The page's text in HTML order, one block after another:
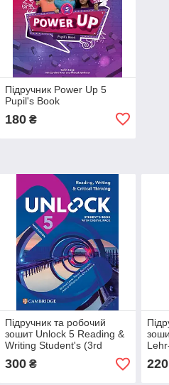
Підручник Power Up 5
Pupil's Book
180₴
Підручник та робочий
зошит Unlock 5 Reading &
Writing Student's (3rd
edition)
300₴
1
220